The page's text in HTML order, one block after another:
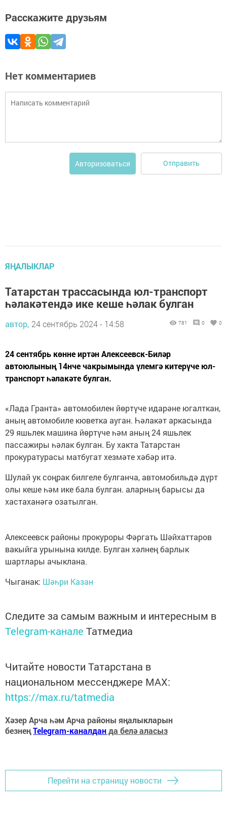
Расскажите друзьям
Нет комментариев
Авторизоваться Отправить
ЯҢАЛЫКЛАР
Татарстан трассасында юл-транспорт
һәлакәтендә ике кеше һәлак булган
автор, 24 сентябрь 2024 - 14:58 781 0 0
24 сентябрь көнне иртән Алексеевск-Биләр
автоюлының 14нче чакрымында үлемгә китерүче юл-
транспорт һәлакәте булган.
«Лада Гранта» автомобилен йөртүче идарәне югалткан,
аның автомобиле кюветка ауган. Һәлакәт аркасында
29 яшьлек машина йөртүче һәм аның 24 яшьлек
пассажиры һәлак булган. Бу хакта Татарстан
прокуратурасы матбугат хезмәте хәбәр итә.
Шулай ук соңрак билгеле булганча, автомобильдә дүрт
олы кеше һәм ике бала булган. аларның барысы да
хастаханәгә озатылган.
Алексеевск районы прокуроры Фәргать Шәйхаттаров
вакыйга урынына килде. Булган хәлнең барлык
шартлары ачыклана.
Чыганак: Шәһри Казан
Следите за самым важным и интересным в
Telegram-канале Татмедиа
Читайте новости Татарстана в
национальном мессенджере MАХ:
https://max.ru/tatmedia
Хәзер Арча һәм Арча районы яңалыкларын
безнеңTelegram-каналданда белә аласыз
Перейти на страницу новости